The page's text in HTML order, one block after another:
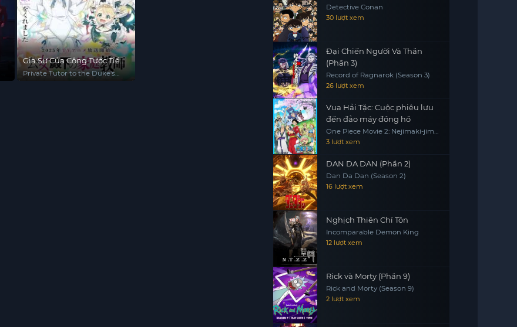
Gia Sư Của Công Tước Tiểu
Thư
Private Tutor to the Duke's
Detective Conan
30 lượt xem
Đại Chiến Người Và Thần
(Phần 3)
Record of Ragnarok (Season 3)
26 lượt xem
Vua Hải Tặc: Cuộc phiêu lưu
đến đảo máy đồng hồ
One Piece Movie 2: Nejimaki-jima
no Daibouken, One Piece:
Nejimakijima no Bouken, One
3 lượt xem
DAN DA DAN (Phần 2)
Dan Da Dan (Season 2)
16 lượt xem
Nghịch Thiên Chí Tôn
Incomparable Demon King
12 lượt xem
Rick và Morty (Phần 9)
Rick and Morty (Season 9)
2 lượt xem